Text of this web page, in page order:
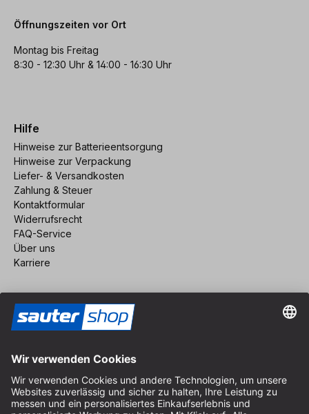
Öffnungszeiten vor Ort
Montag bis Freitag
8:30 - 12:30 Uhr & 14:00 - 16:30 Uhr
Hilfe
Hinweise zur Batterieentsorgung
Hinweise zur Verpackung
Liefer- & Versandkosten
Zahlung & Steuer
Kontaktformular
Widerrufsrecht
FAQ-Service
Über uns
Karriere
Impressum
AGB